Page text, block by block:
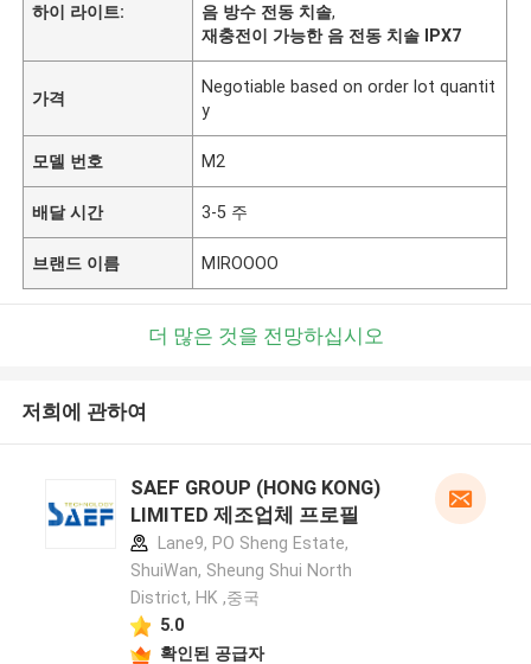
하이 라이트:
음 방수 전동 치솔,
재충전이 가능한 음 전동 치솔 IPX7
가격
Negotiable based on order lot quantit
y
모델 번호 M2
배달 시간 3-5 주
브랜드 이름 MIROOOO
더 많은 것을 전망하십시오
저희에 관하여
SAEF GROUP (HONG KONG)
LIMITED 제조업체 프로필
Lane9, PO Sheng Estate,
ShuiWan, Sheung Shui North
District, HK ,중국
5.0
확인된 공급자